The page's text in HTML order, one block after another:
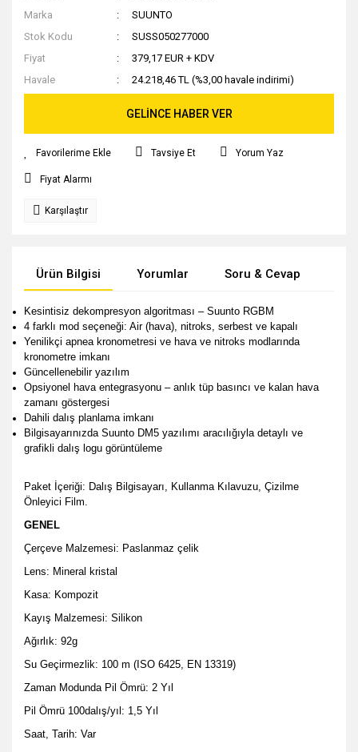
Marka
SUUNTO
Stok Kodu
SUSS050277000
Fiyat
379,17 EUR + KDV
Havale
24.218,46 TL (%3,00 havale indirimi)
GELİNCE HABER VER
Tavsiye Et Yorum Yaz
Fiyat Alarmı
Karşılaştır
Ürün Bilgisi Yorumlar Soru & Cevap
Kesintisiz dekompresyon algoritması – Suunto RGBM
4 farklı mod seçeneği: Air (hava), nitroks, serbest ve kapalı
Yenilikçi apnea kronometresi ve hava ve nitroks modlarında
kronometre imkanı
Güncellenebilir yazılım
Opsiyonel hava entegrasyonu – anlık tüp basıncı ve kalan hava
zamanı göstergesi
Dahili dalış planlama imkanı
Bilgisayarınızda Suunto DM5 yazılımı aracılığıyla detaylı ve
grafikli dalış logu görüntüleme
Paket İçeriği: Dalış Bilgisayarı, Kullanma Kılavuzu, Çizilme
Önleyici Film.
GENEL
Çerçeve Malzemesi: Paslanmaz çelik
Lens: Mineral kristal
Kasa: Kompozit
Kayış Malzemesi: Silikon
Ağırlık: 92g
Su Geçirmezlik: 100 m (ISO 6425, EN 13319)
Zaman Modunda Pil Ömrü: 2 Yıl
Pil Ömrü 100dalış/yıl: 1,5 Yıl
Saat, Tarih: Var